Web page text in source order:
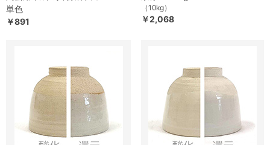
単色
￥891
（10kg）
￥2,068